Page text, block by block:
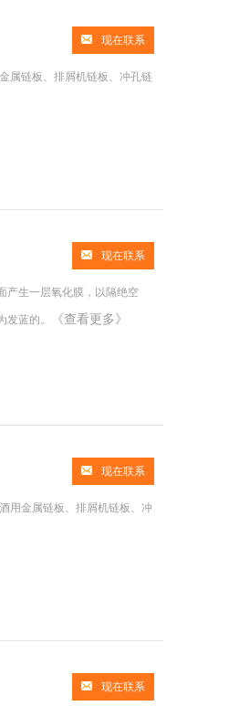
现在联系
属链板、排屑机链板、冲孔链
现在联系
产生一层氧化膜，以隔绝空
蓝的。 《查看更多》
现在联系
用金属链板、排屑机链板、冲
现在联系